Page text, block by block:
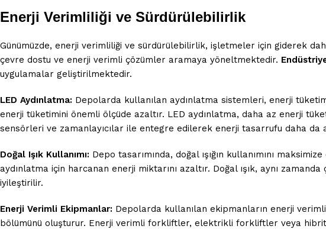
Enerji Verimliliği ve Sürdürülebilirlik
Günümüzde, enerji verimliliği ve sürdürülebilirlik, işletmeler için giderek
çevre dostu ve enerji verimli çözümler aramaya yöneltmektedir.
uygulamalar geliştirilmektedir.
LED Aydınlatma: Depolarda kullanılan aydınlatma sistemleri, enerji
enerji tüketimini önemli ölçüde azaltır. LED aydınlatma, daha az enerji
sensörleri ve zamanlayıcılar ile entegre edilerek enerji tasarrufu daha da
Doğal Işık Kullanımı: Depo tasarımında, doğal ışığın kullanımını
aydınlatma için harcanan enerji miktarını azaltır. Doğal ışık, aynı
iyileştirilir.
Enerji Verimli Ekipmanlar: Depolarda kullanılan ekipmanların enerji
bölümünü oluşturur. Enerji verimli forkliftler, elektrikli forkliftler veya